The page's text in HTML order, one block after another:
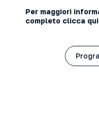
Per maggiori
completo clicca